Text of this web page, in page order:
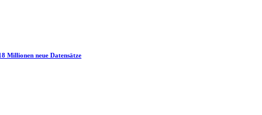
Millionen neue Datensätze